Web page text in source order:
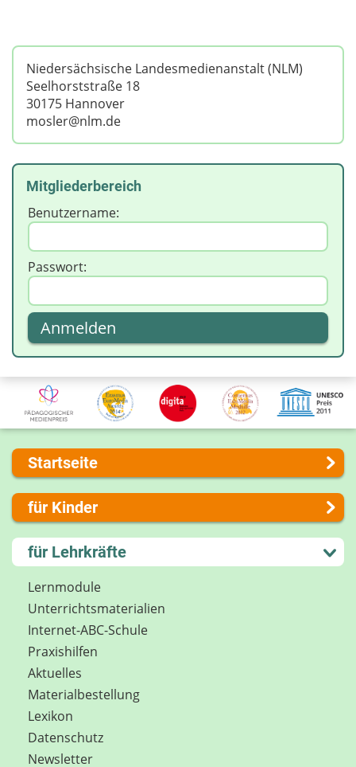
Niedersächsische Landesmedienanstalt (NLM)
Seelhorststraße 18
30175 Hannover
mosler@nlm.de
Mitgliederbereich
Benutzername:
Passwort:
Startseite
Über uns
Presse
Kontakt
Impressum
Internet-ABC Sitemap
Barrierefreiheit
Länderprojekte
für Kinder
Lernen und Schule
Hobby und Freizeit
Spiel und Spaß
Mitreden und Mitmachen
Lexikon
Datenschutz
Newsletter
für Lehrkräfte
Lernmodule
Unterrichts­materialien
Internet-ABC-Schule
Praxishilfen
Aktuelles
Materialbestellung
Lexikon
Datenschutz
Newsletter